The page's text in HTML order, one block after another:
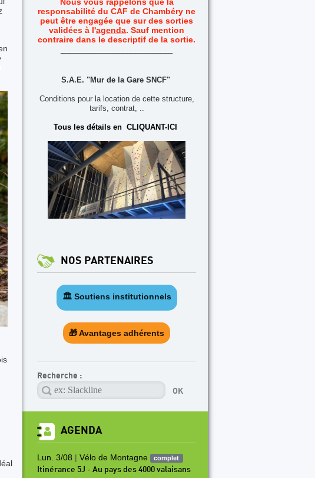
responsabilité du CAF de Chambéry ne
peut être engagée que sur des sorties
validées à l'agenda. Sauf mention
contraire dans le descriptif de la sortie.
S.A.E. "Mur de la Gare SNCF"
Conditions pour la location de cette structure,
tarifs, contrat, ..
Tous les détails en CLIQUANT-ICI
NOS PARTENAIRES
🏛️ Soutiens institutionnels
🎁 Avantages adhérents
Recherche :
AGENDA
Lun. 3/08 | Vélo de Montagne complet
Itinérance 5J - Au pays des 4000 valaisans